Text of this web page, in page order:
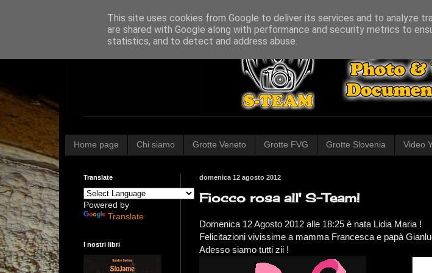
Home page Chi siamo Grotte Veneto Grotte FVG Grotte Slovenia Video
domenica 12 agosto 2012
Fiocco rosa all' S-Team!
Domenica 12 Agosto 2012 alle 18:25 è nata Lidia Maria !
Felicitazioni vivissime a mamma Francesca e papà
Adesso siamo tutti zii !
Translate
Powered by
Translate
I nostri libri
This site uses cookies from Google to deliver its services and to analyze
are shared with Google along with performance and security metrics to
statistics, and to detect and address abuse.